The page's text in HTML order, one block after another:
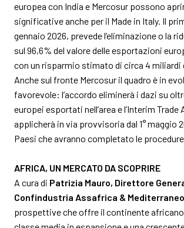
europea con India e Mercosur possono
significative anche per il Made in Italy. Il
gennaio 2026, prevede l’eliminazione o la
sul 96,6% del valore delle esportazioni
con un risparmio stimato di circa 4 miliardi
Anche sul fronte Mercosur il quadro è in
favorevole: l’accordo eliminerà i dazi su
europei esportati nell’area e l’Interim Trade
applicherà in via provvisoria dal 1° maggio
Paesi che avranno completato le
AFRICA, UN MERCATO DA SCOPRIRE
A cura di Patrizia Mauro, Direttore
Confindustria Assafrica & Mediterraneo
prospettive che offre il continente